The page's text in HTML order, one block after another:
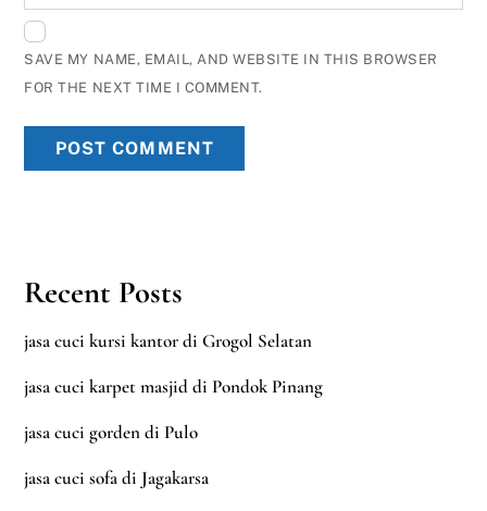
SAVE MY NAME, EMAIL, AND WEBSITE IN THIS BROWSER
FOR THE NEXT TIME I COMMENT.
Recent Posts
jasa cuci kursi kantor di Grogol Selatan
jasa cuci karpet masjid di Pondok Pinang
jasa cuci gorden di Pulo
jasa cuci sofa di Jagakarsa